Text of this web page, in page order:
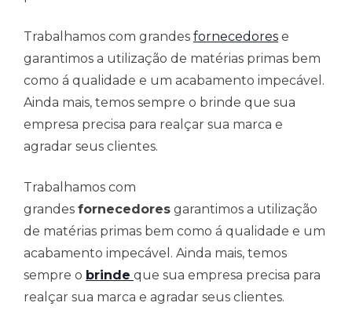
Trabalhamos com grandes fornecedores e
garantimos a utilização de matérias primas bem
como á qualidade e um acabamento impecável.
Ainda mais, temos sempre o brinde que sua
empresa precisa para realçar sua marca e
agradar seus clientes.
Trabalhamos com
grandes fornecedores garantimos a utilização
de matérias primas bem como á qualidade e um
acabamento impecável. Ainda mais, temos
sempre o brinde que sua empresa precisa para
realçar sua marca e agradar seus clientes.